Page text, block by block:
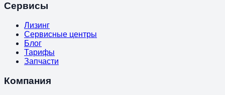
Сервисы
Лизинг
Сервисные центры
Блог
Тарифы
Запчасти
Компания